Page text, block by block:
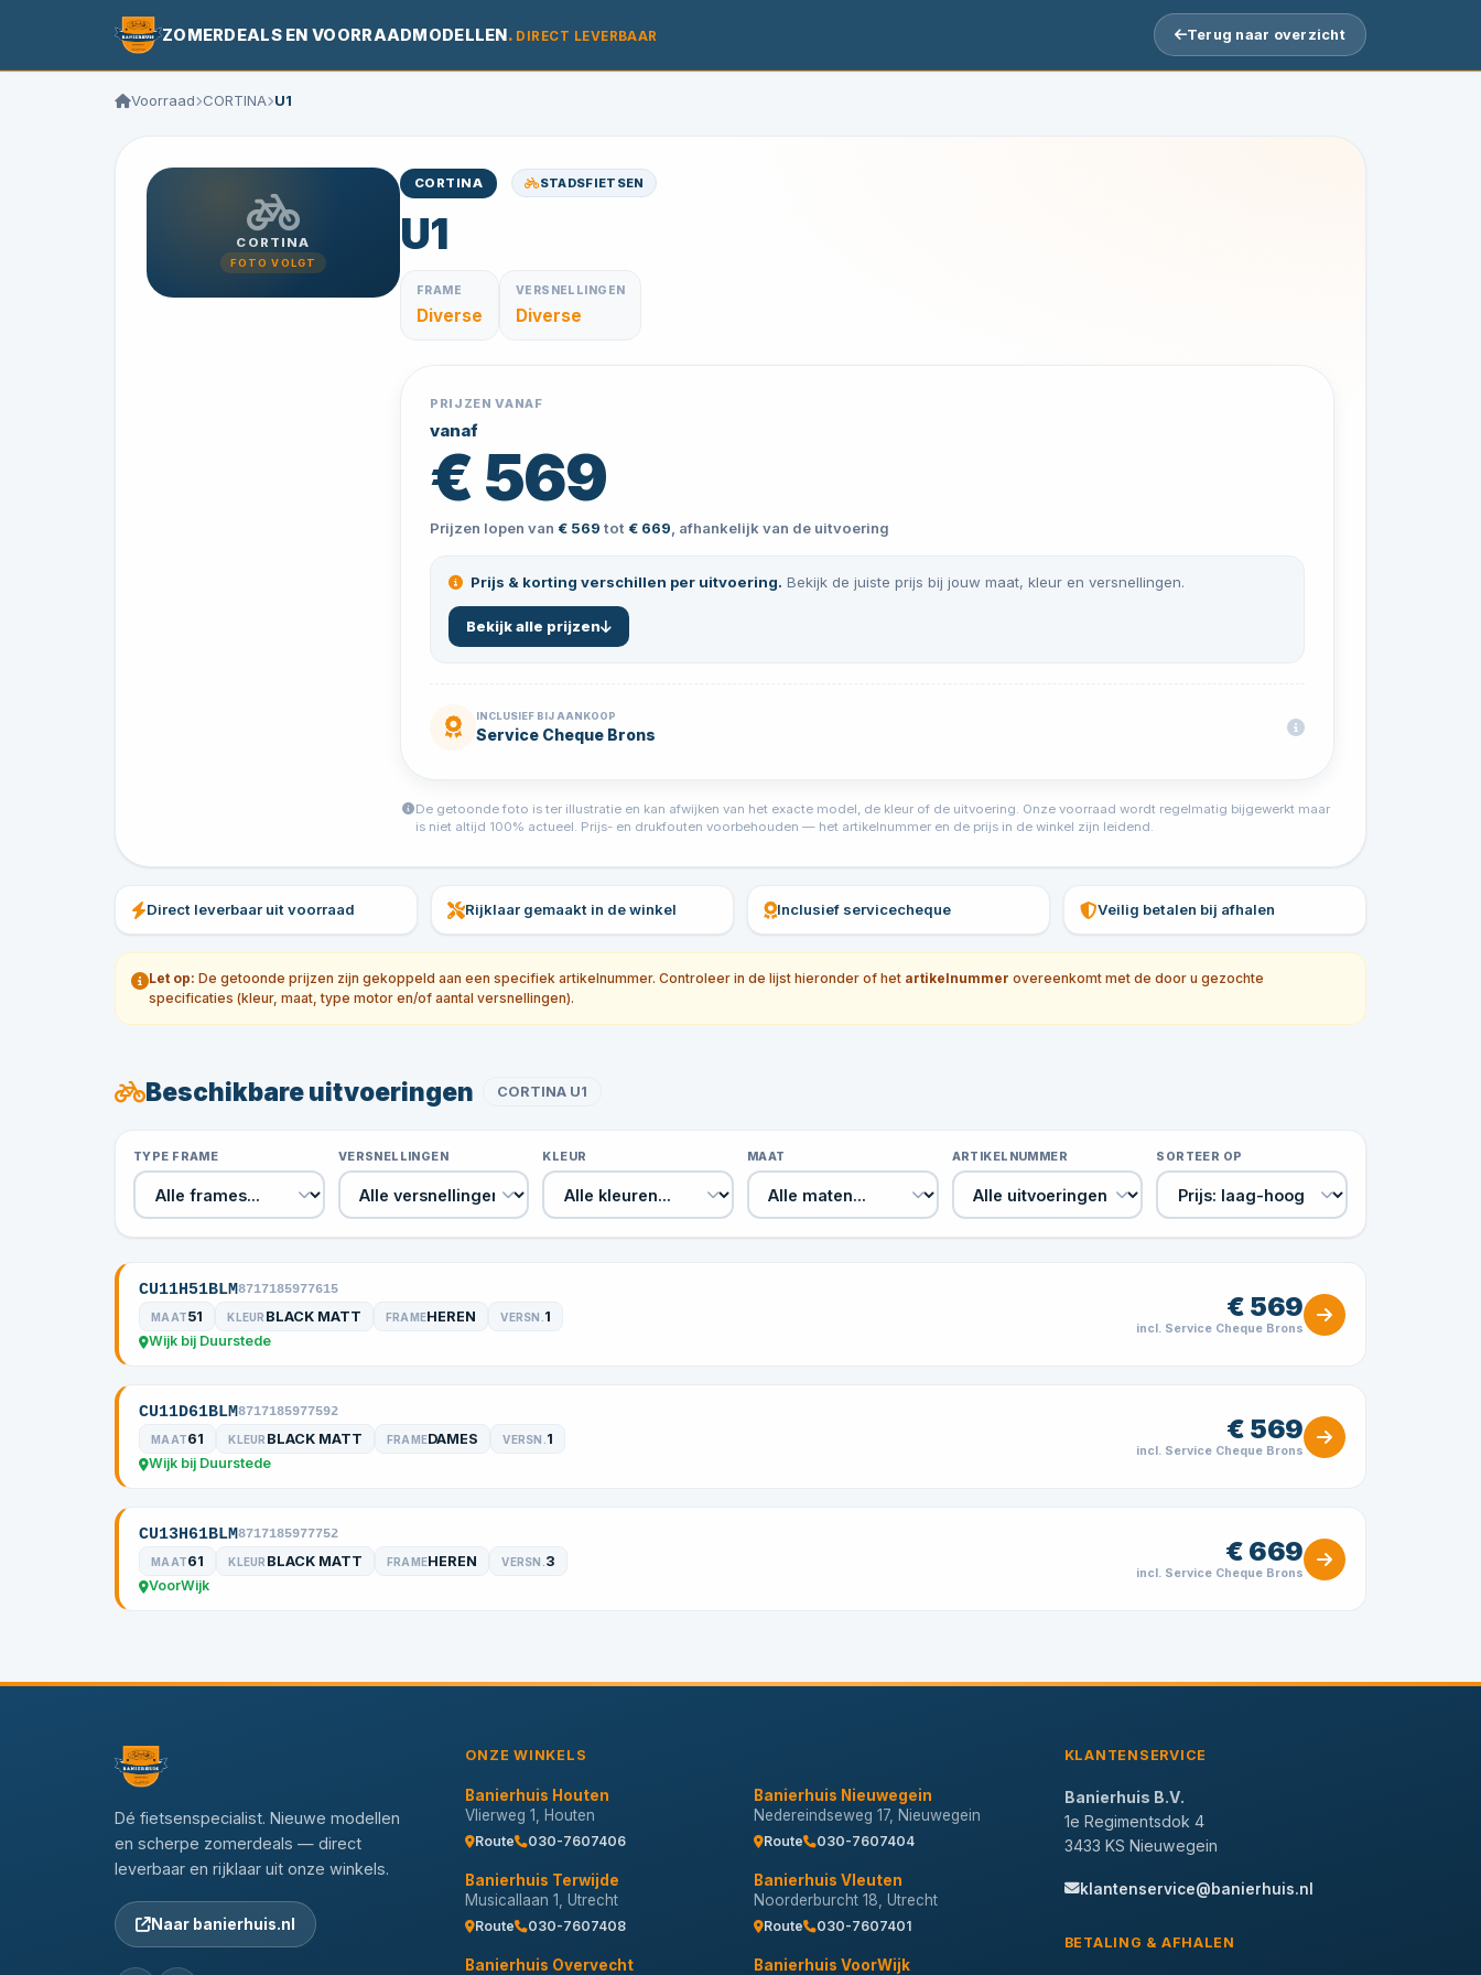
ZOMERDEALS EN VOORRAADMODELLEN. DIRECT LEVERBAAR Terug naar overzicht
Voorraad CORTINA U1
CORTINA
FOTO VOLGT
CORTINA STADSFIETSEN
U1
FRAME
Diverse
VERSNELLINGEN
Diverse
PRIJZEN VANAF
vanaf
€ 569
Prijzen lopen van € 569 tot € 669 , afhankelijk van de uitvoering
Prijs & korting verschillen per uitvoering. Bekijk de juiste prijs bij jouw maat, kleur en versnellingen.
Bekijk alle prijzen
INCLUSIEF BIJ AANKOOP
Service Cheque Brons
De getoonde foto is ter illustratie en kan afwijken van het exacte model, de kleur of de uitvoering. Onze voorraad wordt regelmatig bijgewerkt maar
is niet altijd 100% actueel. Prijs- en drukfouten voorbehouden — het artikelnummer en de prijs in de winkel zijn leidend.
Direct leverbaar uit voorraad Rijklaar gemaakt in de winkel Inclusief servicecheque Veilig betalen bij afhalen
Let op: De getoonde prijzen zijn gekoppeld aan een specifiek artikelnummer. Controleer in de lijst hieronder of het artikelnummer overeenkomt met de door u gezochte
specificaties (kleur, maat, type motor en/of aantal versnellingen).
Beschikbare uitvoeringen CORTINA U1
TYPE FRAME VERSNELLINGEN KLEUR MAAT ARTIKELNUMMER SORTEER OP
CU11H51BLM8717185977615
MAAT51 KLEUR BLACK MATT FRAMEHEREN VERSN. 1
Wijk bij Duurstede
€ 569
incl. Service Cheque Brons
CU11D61BLM8717185977592
MAAT61 KLEUR BLACK MATT FRAMEDAMES VERSN. 1
Wijk bij Duurstede
€ 569
incl. Service Cheque Brons
CU13H61BLM8717185977752
MAAT61 KLEUR BLACK MATT FRAMEHEREN VERSN. 3
VoorWijk
€ 669
incl. Service Cheque Brons
Dé fietsenspecialist. Nieuwe modellen
en scherpe zomerdeals — direct
leverbaar en rijklaar uit onze winkels.
Naar banierhuis.nl
ONZE WINKELS
Banierhuis Houten
Vlierweg 1, Houten
Route 030-7607406
Banierhuis Nieuwegein
Nedereindseweg 17, Nieuwegein
Route 030-7607404
Banierhuis Terwijde
Musicallaan 1, Utrecht
Route 030-7607408
Banierhuis Vleuten
Noorderburcht 18, Utrecht
Route 030-7607401
Banierhuis Overvecht Banierhuis VoorWijk
KLANTENSERVICE
Banierhuis B.V.
1e Regimentsdok 4
3433 KS Nieuwegein
klantenservice@banierhuis.nl
BETALING & AFHALEN